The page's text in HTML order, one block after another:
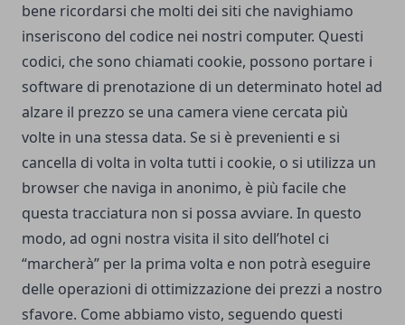
bene ricordarsi che molti dei siti che navighiamo
inseriscono del codice nei nostri computer. Questi
codici, che sono chiamati cookie, possono portare i
software di prenotazione di un determinato hotel ad
alzare il prezzo se una camera viene cercata più
volte in una stessa data. Se si è prevenienti e si
cancella di volta in volta tutti i cookie, o si utilizza un
browser che naviga in anonimo, è più facile che
questa tracciatura non si possa avviare. In questo
modo, ad ogni nostra visita il sito dell’hotel ci
“marcherà” per la prima volta e non potrà eseguire
delle operazioni di ottimizzazione dei prezzi a nostro
sfavore. Come abbiamo visto, seguendo questi